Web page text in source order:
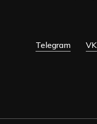
Telegram VK